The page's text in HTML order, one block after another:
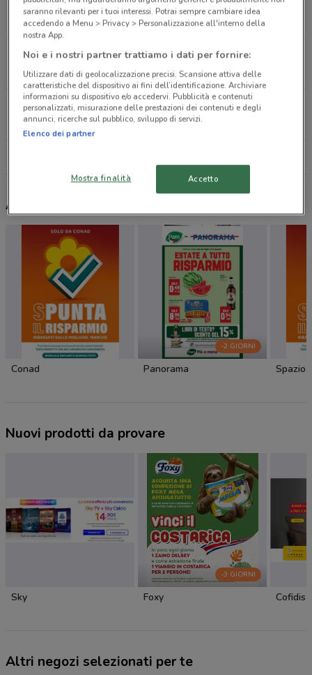
Largo Oreste Giorgi, 5/6/7/8 Roma
4.1 km
APERTO
Via Tagliamento, 47 Roma
4.2 km
APERTO
Via Arno, 1 Roma
4.6 km
APERTO
Altri volantini nelle vicinanze
Conad
-2 GIORNI
Panorama Spazio
Nuovi prodotti da provare
Sky
-3 GIORNI
Foxy Cofidis
Altri negozi selezionati per te
saranno rilevanti per i tuoi interessi. Potrai sempre cambiare idea
accedendo a Menu > Privacy > Personalizzazione all'interno della
nostra App.
Noi e i nostri partner trattiamo i dati per fornire:
Utilizzare dati di geolocalizzazione precisi. Scansione attiva delle
caratteristiche del dispositivo ai fini dell’identificazione. Archiviare
informazioni su dispositivo e/o accedervi. Pubblicità e contenuti
personalizzati, misurazione delle prestazioni dei contenuti e degli
annunci, ricerche sul pubblico, sviluppo di servizi.
Elenco dei partner
Mostra finalità Accetto